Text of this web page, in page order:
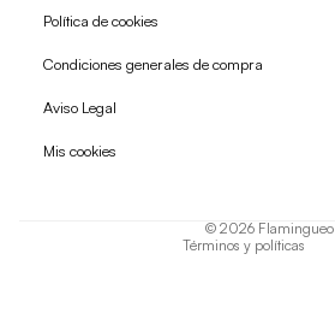
Política de cookies
Condiciones generales de compra
Aviso Legal
Mis cookies
© 2026 Flamingueo
Términos y políticas